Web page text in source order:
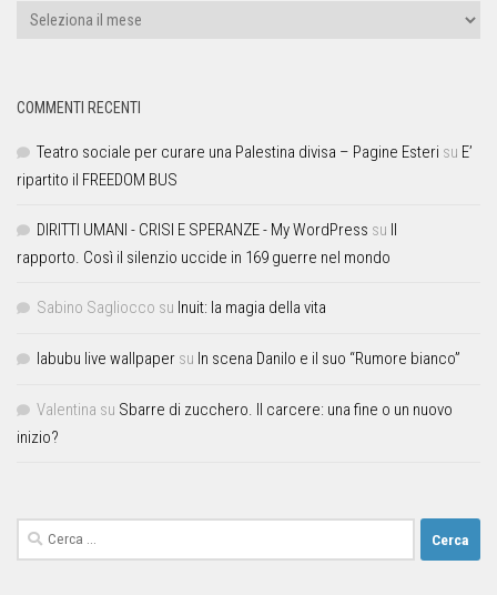
COMMENTI RECENTI
Teatro sociale per curare una Palestina divisa – Pagine Esteri su E’
ripartito il FREEDOM BUS
DIRITTI UMANI - CRISI E SPERANZE - My WordPress su Il
rapporto. Così il silenzio uccide in 169 guerre nel mondo
Sabino Sagliocco su Inuit: la magia della vita
labubu live wallpaper su In scena Danilo e il suo “Rumore bianco”
Valentina su Sbarre di zucchero. Il carcere: una fine o un nuovo
inizio?